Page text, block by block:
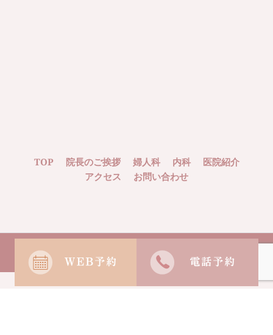
TOP 院長のご挨拶 婦人科 内科
医院紹介
アクセス
お問い合わせ
©KAGOSHIMA CLINIC